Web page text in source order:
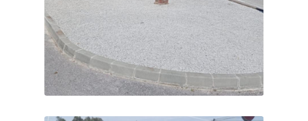
MARCO DA N2 - CABEÇO DE